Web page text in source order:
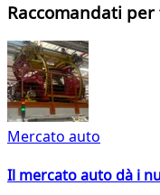
Raccomandati per
Mercato auto
Il mercato auto dà i